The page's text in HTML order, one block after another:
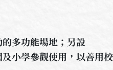
多功能場地；另設
小學參觀使用，以善用